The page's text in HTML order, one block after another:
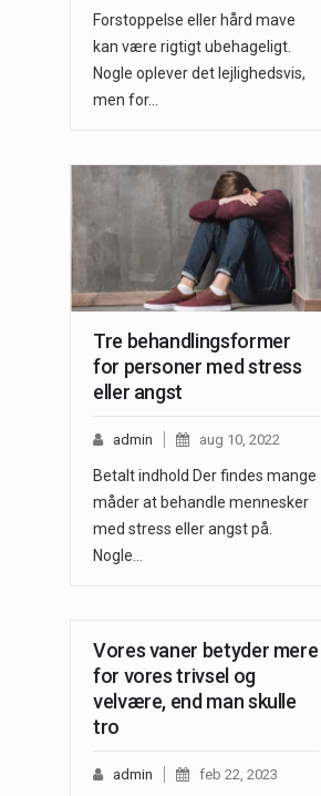
Forstoppelse eller hård mave
kan være rigtigt ubehageligt.
Nogle oplever det lejlighedsvis,
men for…
Tre behandlingsformer
for personer med stress
eller angst
admin aug 10, 2022
Betalt indhold Der findes mange
måder at behandle mennesker
med stress eller angst på.
Nogle…
Vores vaner betyder mere
for vores trivsel og
velvære, end man skulle
tro
admin feb 22, 2023